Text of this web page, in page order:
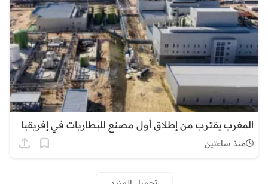
المغرب يقترب من إطلاق أول مصنع للبطاريات في إفريقيا
منذ ساعتين